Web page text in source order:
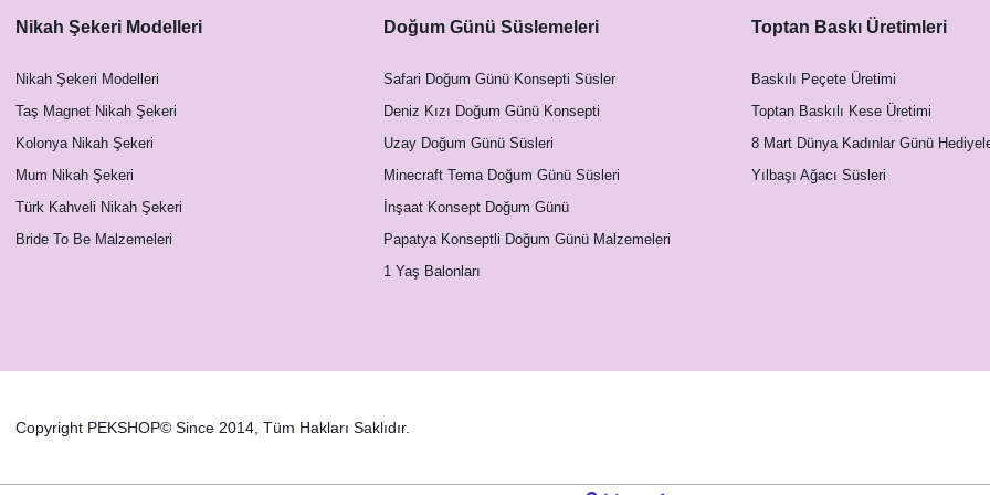
Nikah Şekeri Modelleri
Nikah Şekeri Modelleri
Taş Magnet Nikah Şekeri
Kolonya Nikah Şekeri
Mum Nikah Şekeri
Türk Kahveli Nikah Şekeri
Bride To Be Malzemeleri
Doğum Günü Süslemeleri
Safari Doğum Günü Konsepti Süsler
Deniz Kızı Doğum Günü Konsepti
Uzay Doğum Günü Süsleri
Minecraft Tema Doğum Günü Süsleri
İnşaat Konsept Doğum Günü
Papatya Konseptli Doğum Günü Malzemeleri
1 Yaş Balonları
Toptan Baskı Üretimleri
Baskılı Peçete Üretimi
Toptan Baskılı Kese Üretimi
8 Mart Dünya Kadınlar Günü
Yılbaşı Ağacı Süsleri
Copyright PEKSHOP© Since 2014, Tüm Hakları Saklıdır.